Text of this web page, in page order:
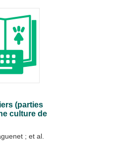
(parties
culture de
; et al.